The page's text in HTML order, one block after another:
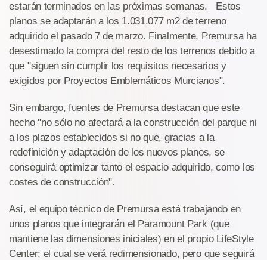
estarán terminados en las próximas semanas. Estos
planos se adaptarán a los 1.031.077 m2 de terreno
adquirido el pasado 7 de marzo. Finalmente, Premursa ha
desestimado la compra del resto de los terrenos debido a
que "siguen sin cumplir los requisitos necesarios y
exigidos por Proyectos Emblemáticos Murcianos".
Sin embargo, fuentes de Premursa destacan que este
hecho "no sólo no afectará a la construcción del parque ni
a los plazos establecidos si no que, gracias a la
redefinición y adaptación de los nuevos planos, se
conseguirá optimizar tanto el espacio adquirido, como los
costes de construcción".
Así, el equipo técnico de Premursa está trabajando en
unos planos que integrarán el Paramount Park (que
mantiene las dimensiones iniciales) en el propio LifeStyle
Center; el cual se verá redimensionado, pero que seguirá